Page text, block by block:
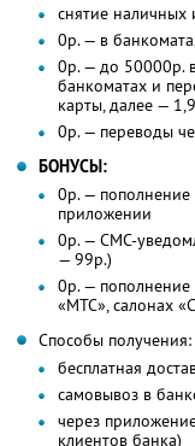
снятие наличных
0р. — в
0р. — до 50000р.
банкоматах и
карты, далее —
0р. — переводы
БОНУСЫ:
0р. — пополнение
приложении
0р. — СМС-
— 99р.)
0р. — пополнение
«МТС», салонах
Способы получения:
бесплатная
самовывоз в
через
клиентов банка)